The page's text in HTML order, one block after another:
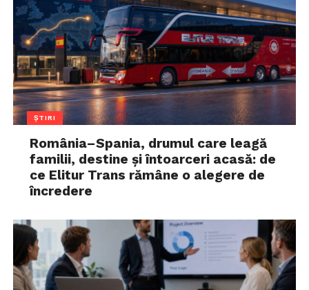
ȘTIRI
România–Spania, drumul care leagă
familii, destine și întoarceri acasă: de
ce Elitur Trans rămâne o alegere de
încredere